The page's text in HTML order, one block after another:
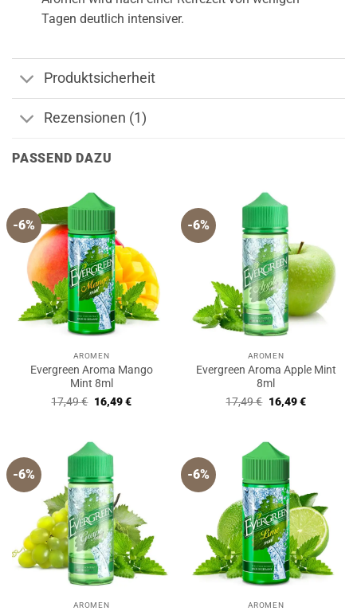
Tagen deutlich intensiver.
Produktsicherheit
Rezensionen (1)
PASSEND DAZU
-6%
AROMEN
Evergreen Aroma Mango
Mint 8ml
17,49€ Ursprünglicher
Preis
16,49€Aktueller
-6%
AROMEN
Evergreen Aroma Apple Mint
8ml
17,49€ Ursprünglicher
Preis
16,49€Aktueller
-6%
AROMEN
-6%
AROMEN